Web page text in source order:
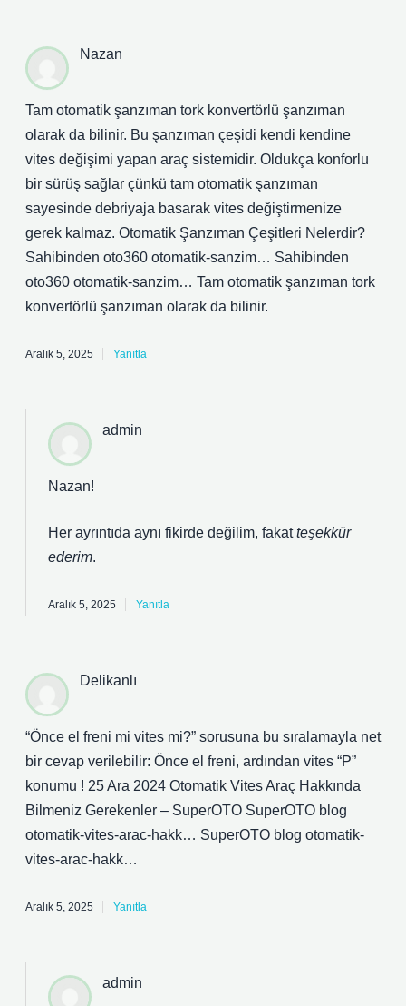
Nazan
Tam otomatik şanzıman tork konvertörlü şanzıman
olarak da bilinir. Bu şanzıman çeşidi kendi kendine
vites değişimi yapan araç sistemidir. Oldukça konforlu
bir sürüş sağlar çünkü tam otomatik şanzıman
sayesinde debriyaja basarak vites değiştirmenize
gerek kalmaz. Otomatik Şanzıman Çeşitleri Nelerdir?
Sahibinden oto360 otomatik-sanzim… Sahibinden
oto360 otomatik-sanzim… Tam otomatik şanzıman tork
konvertörlü şanzıman olarak da bilinir.
Aralık 5, 2025 Yanıtla
admin
Nazan!
Her ayrıntıda aynı fikirde değilim, fakatteşekkür
ederim.
Aralık 5, 2025 Yanıtla
Delikanlı
“Önce el freni mi vites mi?” sorusuna bu sıralamayla net
bir cevap verilebilir: Önce el freni, ardından vites “P”
konumu ! 25 Ara 2024 Otomatik Vites Araç Hakkında
Bilmeniz Gerekenler – SuperOTO SuperOTO blog
otomatik-vites-arac-hakk… SuperOTO blog otomatik-
vites-arac-hakk…
Aralık 5, 2025 Yanıtla
admin